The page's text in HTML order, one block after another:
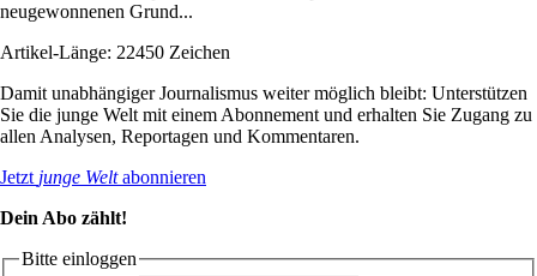
neugewonnenen Grund...
Artikel-Länge: 22450 Zeichen
Damit unabhängiger Journalismus weiter möglich bleibt: Unterstützen
Sie die junge Welt mit einem Abonnement und erhalten Sie Zugang zu
allen Analysen, Reportagen und Kommentaren.
Jetzt junge Weltabonnieren
Dein Abo zählt!
Bitte einloggen